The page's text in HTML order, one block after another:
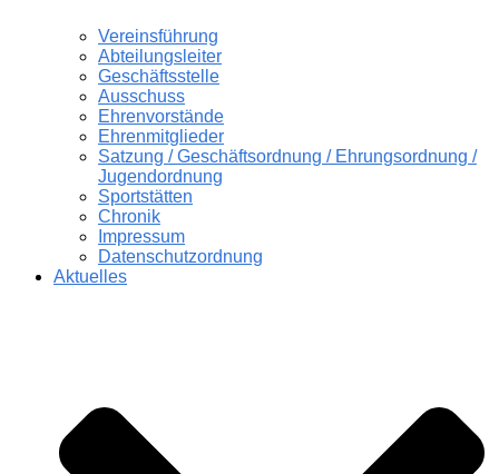
Vereinsführung
Abteilungsleiter
Geschäftsstelle
Ausschuss
Ehrenvorstände
Ehrenmitglieder
Satzung / Geschäftsordnung / Ehrungsordnung /
Jugendordnung
Sportstätten
Chronik
Impressum
Datenschutzordnung
Aktuelles